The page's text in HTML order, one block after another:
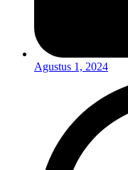
Agustus 1, 2024